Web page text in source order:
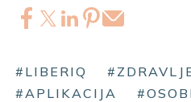
#LIBERIQ
#APLIKACIJA